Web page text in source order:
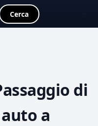
Cerca
di
a